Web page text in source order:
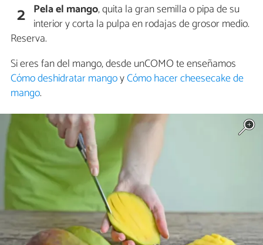
2 Pela el mango, quita la gran semilla o pipa de su
interior y corta la pulpa en rodajas de grosor medio.
Reserva.
Si eres fan del mango, desde unCOMO te enseñamos
Cómo deshidratar mangoyCómo hacer cheesecake de
mango.